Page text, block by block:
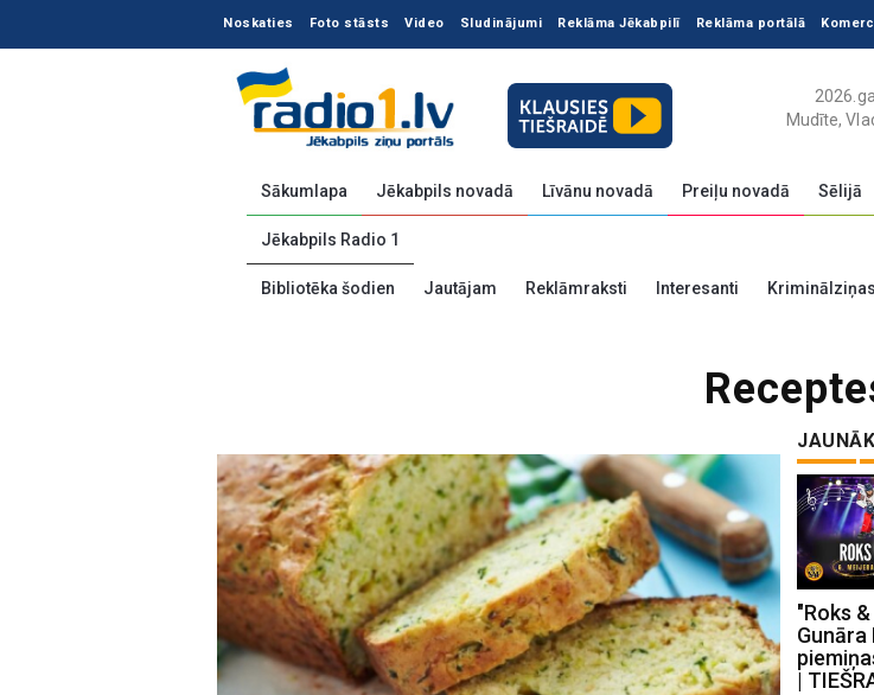
Noskaties Foto stāsts Video Sludinājumi Reklāma Jēkabpilī Reklāma portālā
Mudīte,
Sākumlapa Jēkabpils novadā Līvānu novadā Preiļu novadā Sēlijā
Jēkabpils Radio 1
Bibliotēka šodien Jautājam Reklāmraksti Interesanti Kriminālziņas
"Roks
Gunāra
|